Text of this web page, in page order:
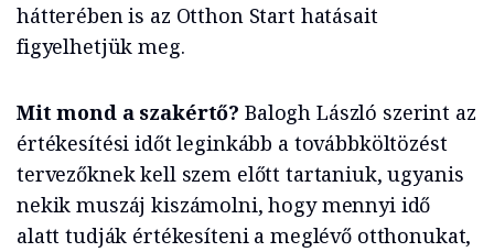
hátterében is az Otthon Start hatásait
figyelhetjük meg.
Mit mond a szakértő? Balogh László szerint az
értékesítési időt leginkább a továbbköltözést
tervezőknek kell szem előtt tartaniuk, ugyanis
nekik muszáj kiszámolni, hogy mennyi idő
alatt tudják értékesíteni a meglévő otthonukat,